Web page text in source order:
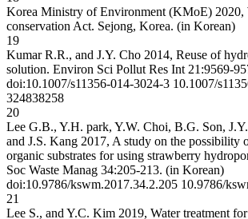
Korea Ministry of Environment (KMoE) 2020,
conservation Act. Sejong, Korea. (in Korean)
19
Kumar R.R., and J.Y. Cho 2014, Reuse of
solution. Environ Sci Pollut Res Int 21:9569-
doi:10.1007/s11356-014-3024-3 10.1007/
324838258
20
Lee G.B., Y.H. park, Y.W. Choi, B.G. Son,
and J.S. Kang 2017, A study on the possibility
organic substrates for using strawberry
Soc Waste Manag 34:205-213. (in Korean)
doi:10.9786/kswm.2017.34.2.205 10.9786/
21
Lee S., and Y.C. Kim 2019, Water treatment